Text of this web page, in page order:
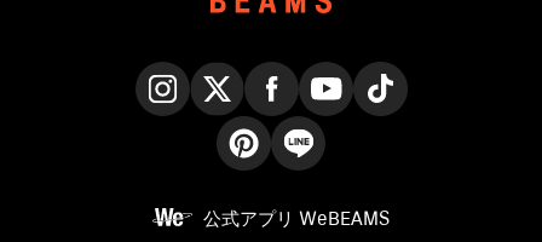
公式アプリ WeBEAMS